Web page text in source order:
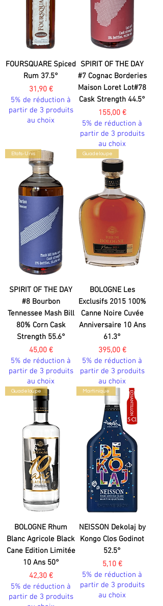
FOURSQUARE Spiced
Rum 37.5°
Prix
31,90 €
5% de réduction à
partir de 3 produits
au choix
SPIRIT OF THE DAY
#7 Cognac Borderies
Maison Loret Lot#78
Cask Strength 44.5°
Prix
155,00 €
5% de réduction à
partir de 3 produits
au choix
Etats-Unis
SPIRIT OF THE DAY
#8 Bourbon
Tennessee Mash Bill
80% Corn Cask
Strength 55.6°
Prix
45,00 €
5% de réduction à
partir de 3 produits
au choix
Guadeloupe
BOLOGNE Les
Exclusifs 2015 100%
Canne Noire Cuvée
Anniversaire 10 Ans
61.3°
Prix
395,00 €
5% de réduction à
partir de 3 produits
au choix
Guadeloupe
BOLOGNE Rhum
Blanc Agricole Black
Cane Edition Limitée
10 Ans 50°
Prix
42,30 €
5% de réduction à
partir de 3 produits
Martinique
NEISSON Dekolaj by
Kongo Clos Godinot
52.5°
Prix
5,10 €
5% de réduction à
partir de 3 produits
au choix